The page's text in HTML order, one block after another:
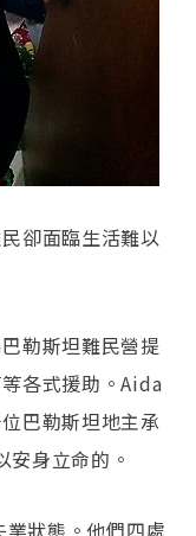
卻面臨生活難以
勒斯坦難民營提
各式援助。Aida
巴勒斯坦地主承
身立命的。
狀態。他們四處